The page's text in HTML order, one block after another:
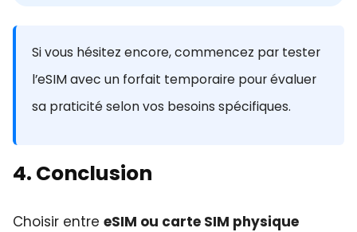
Si vous hésitez encore, commencez par tester
l’eSIM avec un forfait temporaire pour évaluer
sa praticité selon vos besoins spécifiques.
4. Conclusion
Choisir entre eSIM ou carte SIM physique